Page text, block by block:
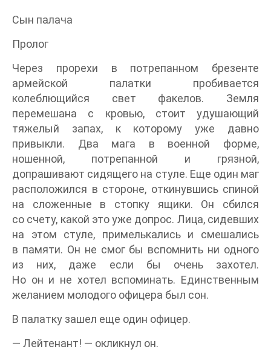
Сын палача
Пролог
Через прорехи в потрепанном брезенте
армейской палатки пробивается
колеблющийся свет факелов. Земля
перемешана с кровью, стоит удушающий
тяжелый запах, к которому уже давно
привыкли. Два мага в военной форме,
ношенной, потрепанной и грязной,
допрашивают сидящего на стуле. Еще один маг
расположился в стороне, откинувшись спиной
на сложенные в стопку ящики. Он сбился
со счету, какой это уже допрос. Лица, сидевших
на этом стуле, примелькались и смешались
в памяти. Он не смог бы вспомнить ни одного
из них, даже если бы очень захотел.
Но он и не хотел вспоминать. Единственным
желанием молодого офицера был сон.
В палатку зашел еще один офицер.
— Лейтенант! — окликнул он.